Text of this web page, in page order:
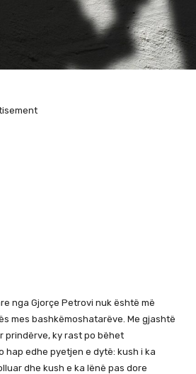
nga Gjorçe Petrovi nuk është më
mes bashkëmoshatarëve. Me gjashtë
prindërve, ky rast po bëhet
hap edhe pyetjen e dytë: kush i ka
dhe kush e ka lënë pas dore